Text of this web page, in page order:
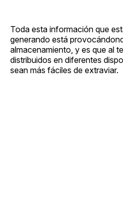
Toda esta información que
generando está
almacenamiento, y es que al
distribuidos en diferentes
sean más fáciles de extraviar.